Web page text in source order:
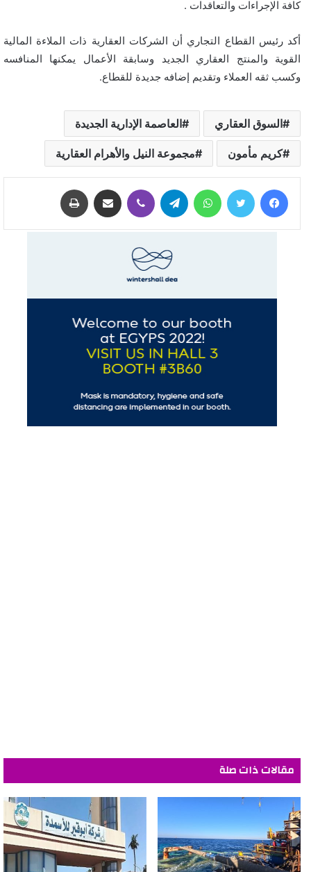
كافة الإجراءات والتعاقدات .
أكد رئيس القطاع التجاري أن الشركات العقارية ذات الملاءة المالية
القوية والمنتج العقاري الجديد وسابقة الأعمال يمكنها المنافسه
وكسب ثقه العملاء وتقديم إضافه جديدة للقطاع.
السوق العقاري العاصمة الإدارية الجديدة
كريم مأمون مجموعة النيل والأهرام العقارية
فيسبوك تويتر واتساب تيلقرام ڤايبر مشاركة عبر البريد
مقالات ذات صلة